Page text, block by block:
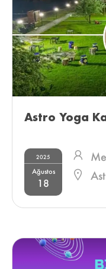
Astro Yoga
2025
Ağustos
18